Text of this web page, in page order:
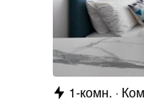
1-комн.